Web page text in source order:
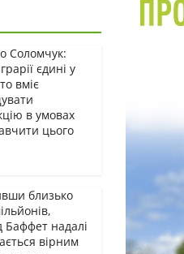
Соломчук:
єдині у
вміє
в умовах
цього
близько
Баффет надалі
вірним